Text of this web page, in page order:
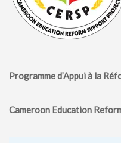
Programme d’Appui à la
Cameroon Education